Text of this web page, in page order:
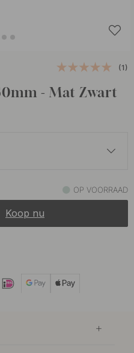
(1)
- Mat Zwart
Op voorraad
Op voorraad
OP VOORRAAD
Koop nu